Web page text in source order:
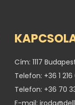
Cím: 1117
Telefon: +36 1
Telefon: +36 70
E-mail: